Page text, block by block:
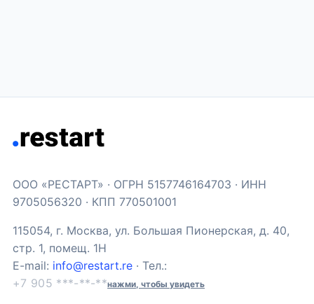
ООО «РЕСТАРТ» · ОГРН 5157746164703 · ИНН
9705056320 · КПП 770501001
115054, г. Москва, ул. Большая Пионерская, д. 40,
стр. 1, помещ. 1Н
E-mail: info@restart.re · Тел.:
+7 905 ***-**-**нажми, чтобы увидеть